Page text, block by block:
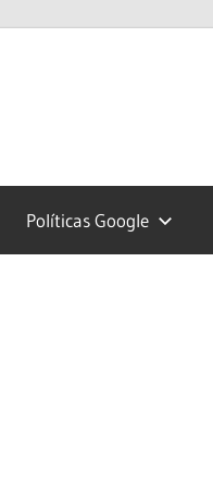
Políticas Google